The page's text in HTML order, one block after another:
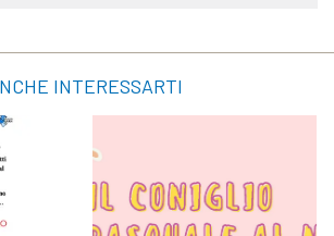
INTERESSARTI